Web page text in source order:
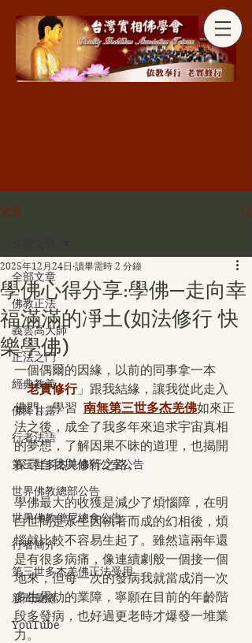
分享
文章
全部文章
佛教正法
義雲高大師
正法之門
經典教義
佛降甘露
行者法語
第三世多杰羌佛辦公室公告
世界佛教總部公告
世界佛教僧尼總會公告
行者簡介
第三世多杰羌佛正法受用
新聞彙總
YouTube
學佛心得分享:學佛—走向幸
福滿滿的凈土(如法修行 快
樂學佛)
2025年12月24日 讀畢需時 2 分鐘
一個偶爾的因緣，以前的同事拿一本
「老實修行」跟我結緣，讓我從此走入
佛門。學習 南無第三世多杰羌佛如來正
法之後，成全了我多年來追求宇宙真相
的夢想，了解因果不昧的道理，也揭開
探尋自我與修行之路。
學佛最大的收獲是減少了煩惱障，在明
白世間是眾生因執著而成的幻相後，煩
惱就比較不容易生起了。雖然這兩年還
是有很多病痛，像連續劇般一個接一個
地來，但每一次的發病我就當成消一次
多生累劫的業障，寧願在目前的年齡階
段多發病，也好過更老時才爆發一堆業
力。